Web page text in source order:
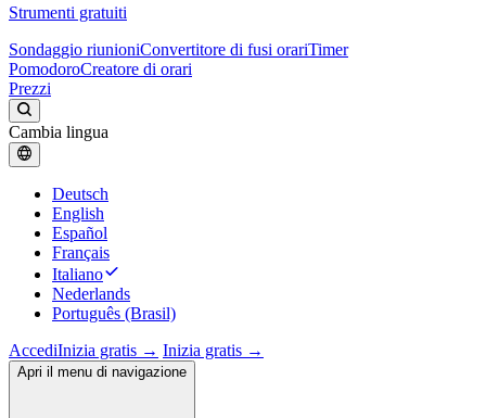
Strumenti gratuiti
Sondaggio riunioniConvertitore di fusi orariTimer
PomodoroCreatore di orari
Prezzi
Cambia lingua
Deutsch
English
Español
Français
Italiano
Nederlands
Português (Brasil)
AccediInizia gratis → Inizia gratis →
Apri il menu di navigazione